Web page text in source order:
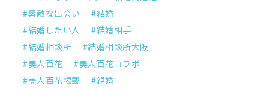
素敵な出会い
結婚
結婚したい人
結婚相手
結婚相談所
結婚相談所大阪
美人百花
美人百花コラボ
美人百花掲載
親婚